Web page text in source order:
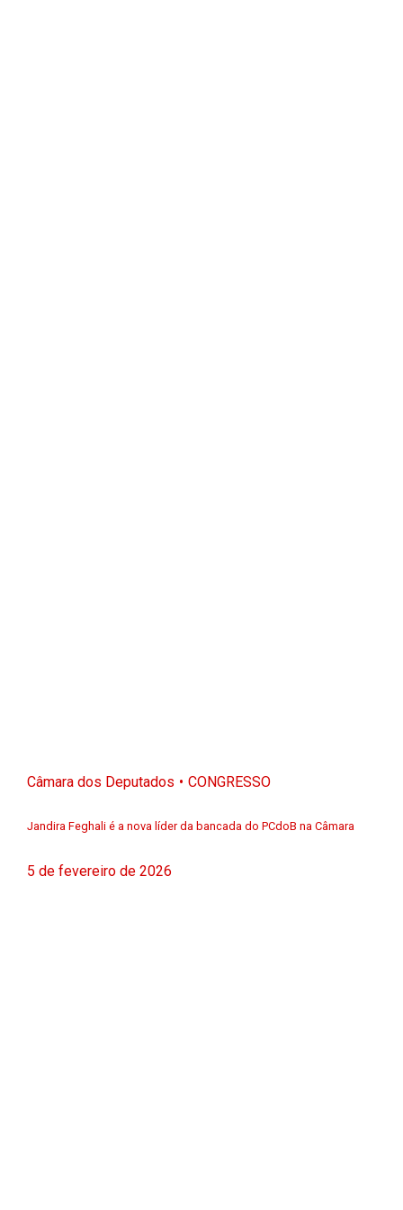
Câmara dos Deputados CONGRESSO
Jandira Feghali é a nova líder da bancada do PCdoB na Câmara
5 de fevereiro de 2026